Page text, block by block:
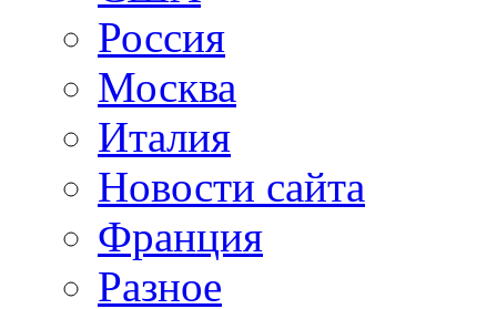
Россия
Москва
Италия
Новости сайта
Франция
Разное